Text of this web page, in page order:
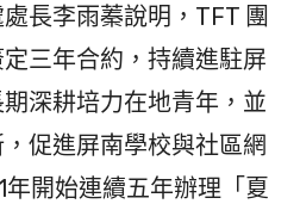
長李雨蓁說明，TFT 團
三年合約，持續進駐屏
深耕培力在地青年，並
促進屏南學校與社區網
開始連續五年辦理「夏